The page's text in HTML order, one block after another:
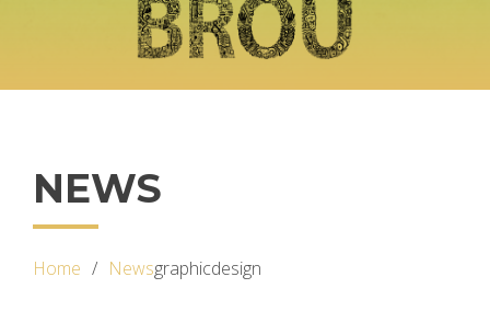
NEWS
Home Newsgraphicdesign